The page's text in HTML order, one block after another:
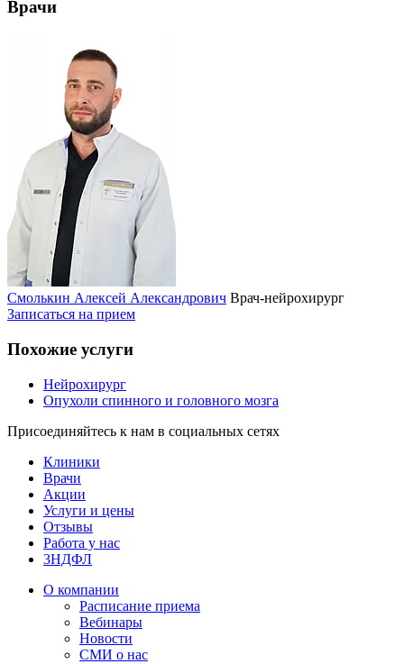
Врачи
Смолькин Алексей Александрович Врач-нейрохирург
Записаться на прием
Похожие услуги
Нейрохирург
Опухоли спинного и головного мозга
Присоединяйтесь к нам в социальных сетях
Клиники
Врачи
Акции
Услуги и цены
Отзывы
Работа у нас
3НДФЛ
О компании
Расписание приема
Вебинары
Новости
СМИ о нас